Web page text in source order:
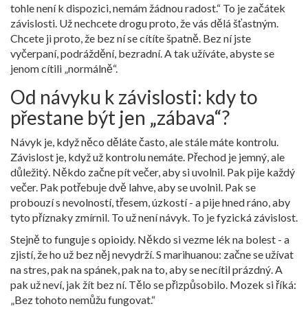
tohle není k dispozici, nemám žádnou radost.“ To je začátek
závislosti. Už nechcete drogu proto, že vás dělá šťastným.
Chcete ji proto, že bez ní se cítíte špatně. Bez ní jste
vyčerpaní, podráždění, bezradní. A tak užíváte, abyste se
jenom cítili „normálně“.
Od návyku k závislosti: kdy to
přestane být jen „zábava“?
Návyk je, když něco děláte často, ale stále máte kontrolu.
Závislost je, když už kontrolu nemáte. Přechod je jemný, ale
důležitý. Někdo začne pít večer, aby si uvolnil. Pak pije každý
večer. Pak potřebuje dvě lahve, aby se uvolnil. Pak se
probouzí s nevolností, třesem, úzkostí - a pije hned ráno, aby
tyto příznaky zmírnil. To už není návyk. To je fyzická závislost.
Stejně to funguje s opioidy. Někdo si vezme lék na bolest - a
zjistí, že ho už bez něj nevydrží. S marihuanou: začne se užívat
na stres, pak na spánek, pak na to, aby se necítil prázdný. A
pak už neví, jak žít bez ní. Tělo se přizpůsobilo. Mozek si říká:
„Bez tohoto nemůžu fungovat.“